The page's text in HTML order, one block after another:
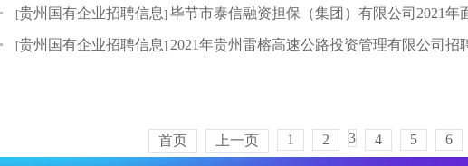
[贵州国有企业招聘信息] 毕节市泰信融资担保（集团）有限公司2021
[贵州国有企业招聘信息] 2021年贵州雷榕高速公路投资管理有限公司招
首页 上一页 1 2 3 4 5 6